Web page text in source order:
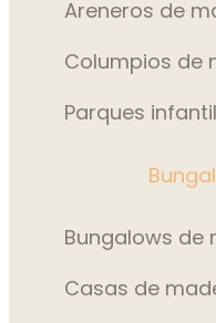
Areneros de
Columpios de
Parques
Bungalows de
Casas de